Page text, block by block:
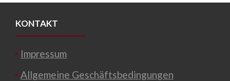
KONTAKT
Impressum
Allgemeine Geschäftsbedingungen